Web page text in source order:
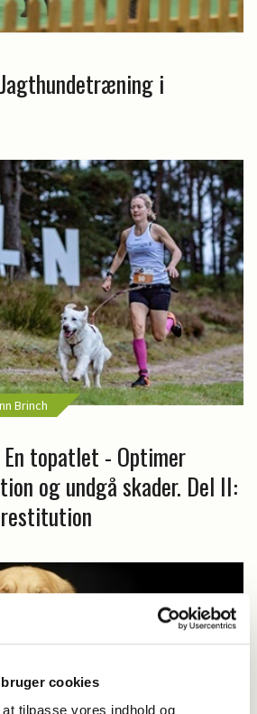
cookies
tilpasse vores indhold og
i
Brinch
topatlet - Optimer
og undgå skader. Del II: